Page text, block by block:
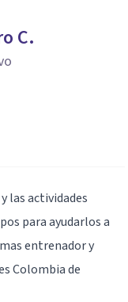
C.
las actividades
para ayudarlos a
entrenador y
Colombia de